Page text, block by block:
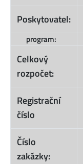
Poskytovatel:
program:
Celkový
rozpočet:
Registrační
číslo
Číslo
zakázky: